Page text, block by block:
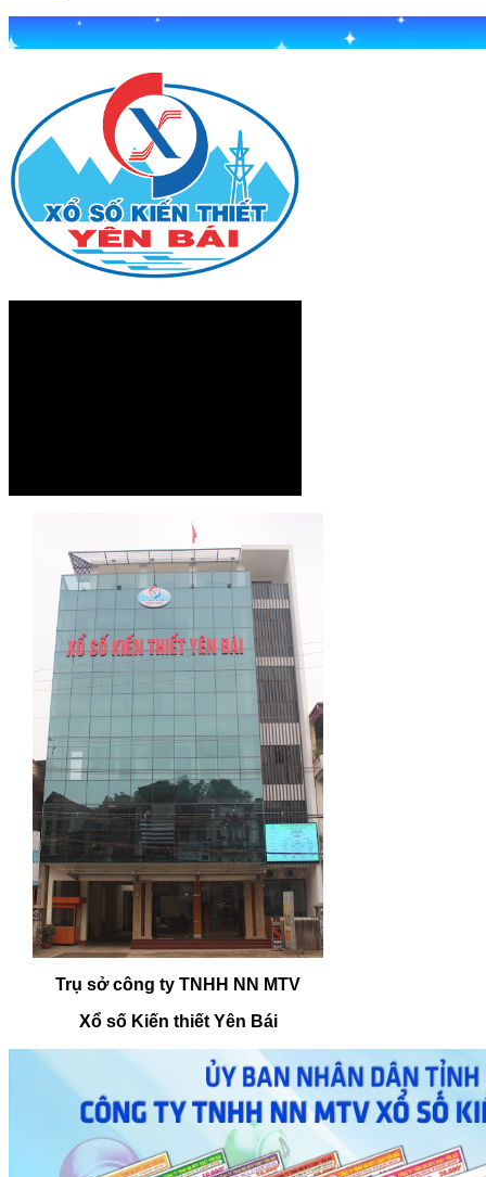
Trụ sở công ty TNHH NN MTV
Xổ số Kiến thiết Yên Bái